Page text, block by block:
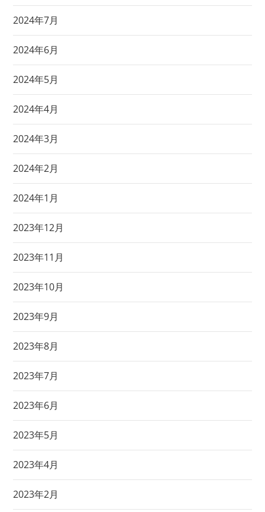
2024年7月
2024年6月
2024年5月
2024年4月
2024年3月
2024年2月
2024年1月
2023年12月
2023年11月
2023年10月
2023年9月
2023年8月
2023年7月
2023年6月
2023年5月
2023年4月
2023年2月